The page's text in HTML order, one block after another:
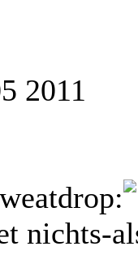
2011
nichts-